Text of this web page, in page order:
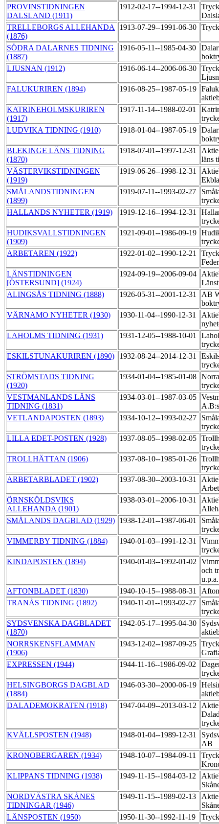
PROVINSTIDNINGEN
DALSLAND (1911)
1912-02-17--1994-12-31
TRELLEBORGS ALLEHANDA
(1876)
1913-07-29--1991-06-30
SÖDRA DALARNES TIDNING
(1887)
1916-05-11--1985-04-30
LJUSNAN (1912)
1916-06-14--2006-06-30
FALUKURIREN (1894)
1916-08-25--1987-05-19
KATRINEHOLMSKURIREN
(1917)
1917-11-14--1988-02-01
LUDVIKA TIDNING (1910)
1918-01-04--1987-05-19
BLEKINGE LÄNS TIDNING
(1870)
1918-07-01--1997-12-31
läns
VÄSTERVIKSTIDNINGEN
(1919)
1919-06-26--1998-12-31
SMÅLANDSTIDNINGEN
(1899)
1919-07-11--1993-02-27
HALLANDS NYHETER (1919)
1919-12-16--1994-12-31
HUDIKSVALLSTIDNINGEN
(1909)
1921-09-01--1986-09-19
ARBETAREN (1922)
1922-01-02--1990-12-21
LÄNSTIDNINGEN
[ÖSTERSUND] (1924)
1924-09-19--2006-09-04
ALINGSÅS TIDNING (1888)
1926-05-31--2001-12-31
AB
VÄRNAMO NYHETER (1930)
1930-11-04--1990-12-31
LAHOLMS TIDNING (1931)
1931-12-05--1988-10-01
ESKILSTUNAKURIREN (1890)
1932-08-24--2014-12-31
STRÖMSTADS TIDNING
(1920)
1934-01-04--1985-01-08
VESTMANLANDS LÄNS
TIDNING (1831)
1934-03-01--1987-03-05
VETLANDAPOSTEN (1893)
1934-10-12--1993-02-27
LILLA EDET-POSTEN (1928)
1937-08-05--1998-02-05
TROLLHÄTTAN (1906)
1937-08-10--1985-01-26
ARBETARBLADET (1902)
1937-08-30--2003-10-31
ÖRNSKÖLDSVIKS
ALLEHANDA (1901)
1938-03-01--2006-10-31
SMÅLANDS DAGBLAD (1929) 1938-12-01--1987-06-01
VIMMERBY TIDNING (1884)
1940-01-03--1991-12-31
KINDAPOSTEN (1894)
1940-01-03--1992-01-02
och
AFTONBLADET (1830)
1940-10-15--1988-08-31
TRANÅS TIDNING (1892)
1940-11-01--1993-02-27
SYDSVENSKA DAGBLADET
(1870)
1942-05-17--1995-04-30
NORRSKENSFLAMMAN
(1906)
1943-12-02--1987-09-25
EXPRESSEN (1944)
1944-11-16--1986-09-02
HELSINGBORGS DAGBLAD
(1884)
1946-03-30--2000-06-19
DALADEMOKRATEN (1918)
1947-04-09--2013-03-12
KVÄLLSPOSTEN (1948)
1948-01-04--1989-12-31
AB
KRONOBERGAREN (1934)
1948-10-07--1984-09-11
KLIPPANS TIDNING (1938)
1949-11-15--1984-03-12
NORDVÄSTRA SKÅNES
TIDNINGAR (1946)
1949-11-15--1989-02-13
LÄNSPOSTEN (1950)
1950-11-30--1992-11-19